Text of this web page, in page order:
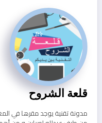
قلعة الشروح